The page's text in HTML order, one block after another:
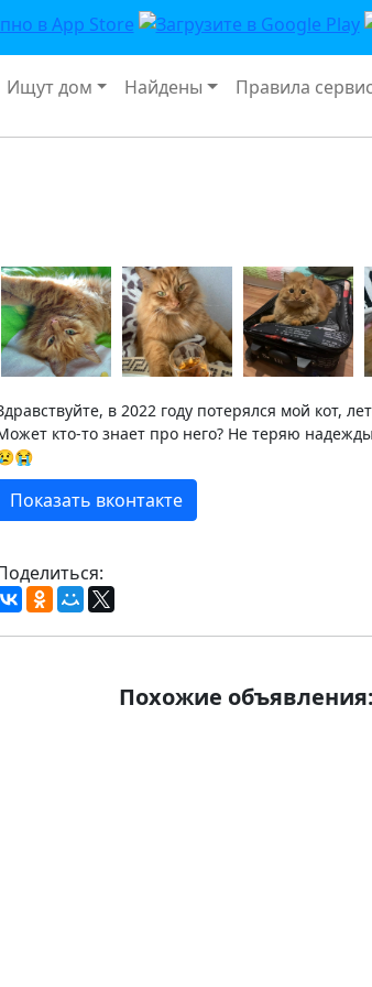
Ищут дом Найдены Правила
в 2022 году потерялся мой кот,
кто-то знает про него? Не теряю
Показать вконтакте
Похожие объявления: